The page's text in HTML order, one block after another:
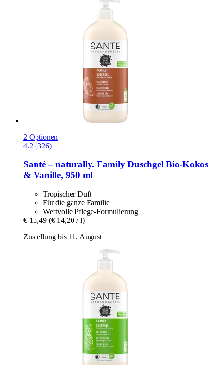
2 Optionen
4.2 (326)
Santé – naturally. Family Duschgel Bio-​Kokos
& Vanille, 950 ml
Tropischer Duft
Für die ganze Familie
Wertvolle Pflege-Formulierung
€ 13,49 (€ 14,20 / l)
Zustellung bis 11. August